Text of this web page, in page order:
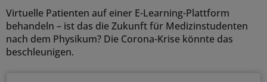
Virtuelle Patienten auf einer E-Learning-Plattform
behandeln – ist das die Zukunft für Medizinstudenten
nach dem Physikum? Die Corona-Krise könnte das
beschleunigen.